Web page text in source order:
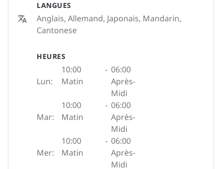
LANGUES
Anglais, Allemand, Japonais, Mandarin,
Cantonese
HEURES
Lun:
10:00
Matin
- 06:00
Après-
Midi
Mar:
10:00
Matin
- 06:00
Après-
Midi
Mer:
10:00
Matin
- 06:00
Après-
Midi